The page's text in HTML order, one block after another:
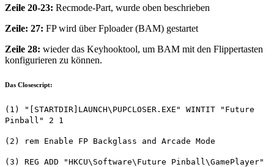
Zeile 20-23: Recmode-Part, wurde oben beschrieben
Zeile: 27: FP wird über Fploader (BAM) gestartet
Zeile 28: wieder das Keyhooktool, um BAM mit den Flippertasten
konfigurieren zu können.
Das Closescript:
(1) "[STARTDIR]LAUNCH\PUPCLOSER.EXE" WINTIT "Future
Pinball" 2 1
(2) rem Enable FP Backglass and Arcade Mode
(3) REG ADD "HKCU\Software\Future Pinball\GamePlayer"